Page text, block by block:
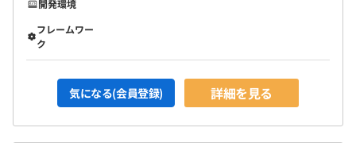
開発環境
フレームワー
ク
気になる(会員登録) 詳細を見る